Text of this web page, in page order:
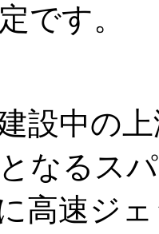
です。
設中の
なるス
高速ジ